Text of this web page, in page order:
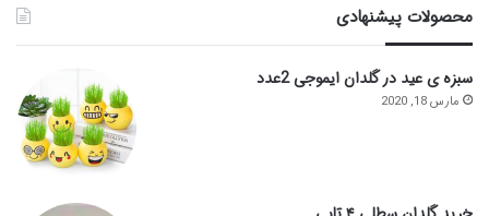
محصولات پیشنهادی
سبزه ی عید در گلدان ایموجی 2عدد
مارس 18, 2020